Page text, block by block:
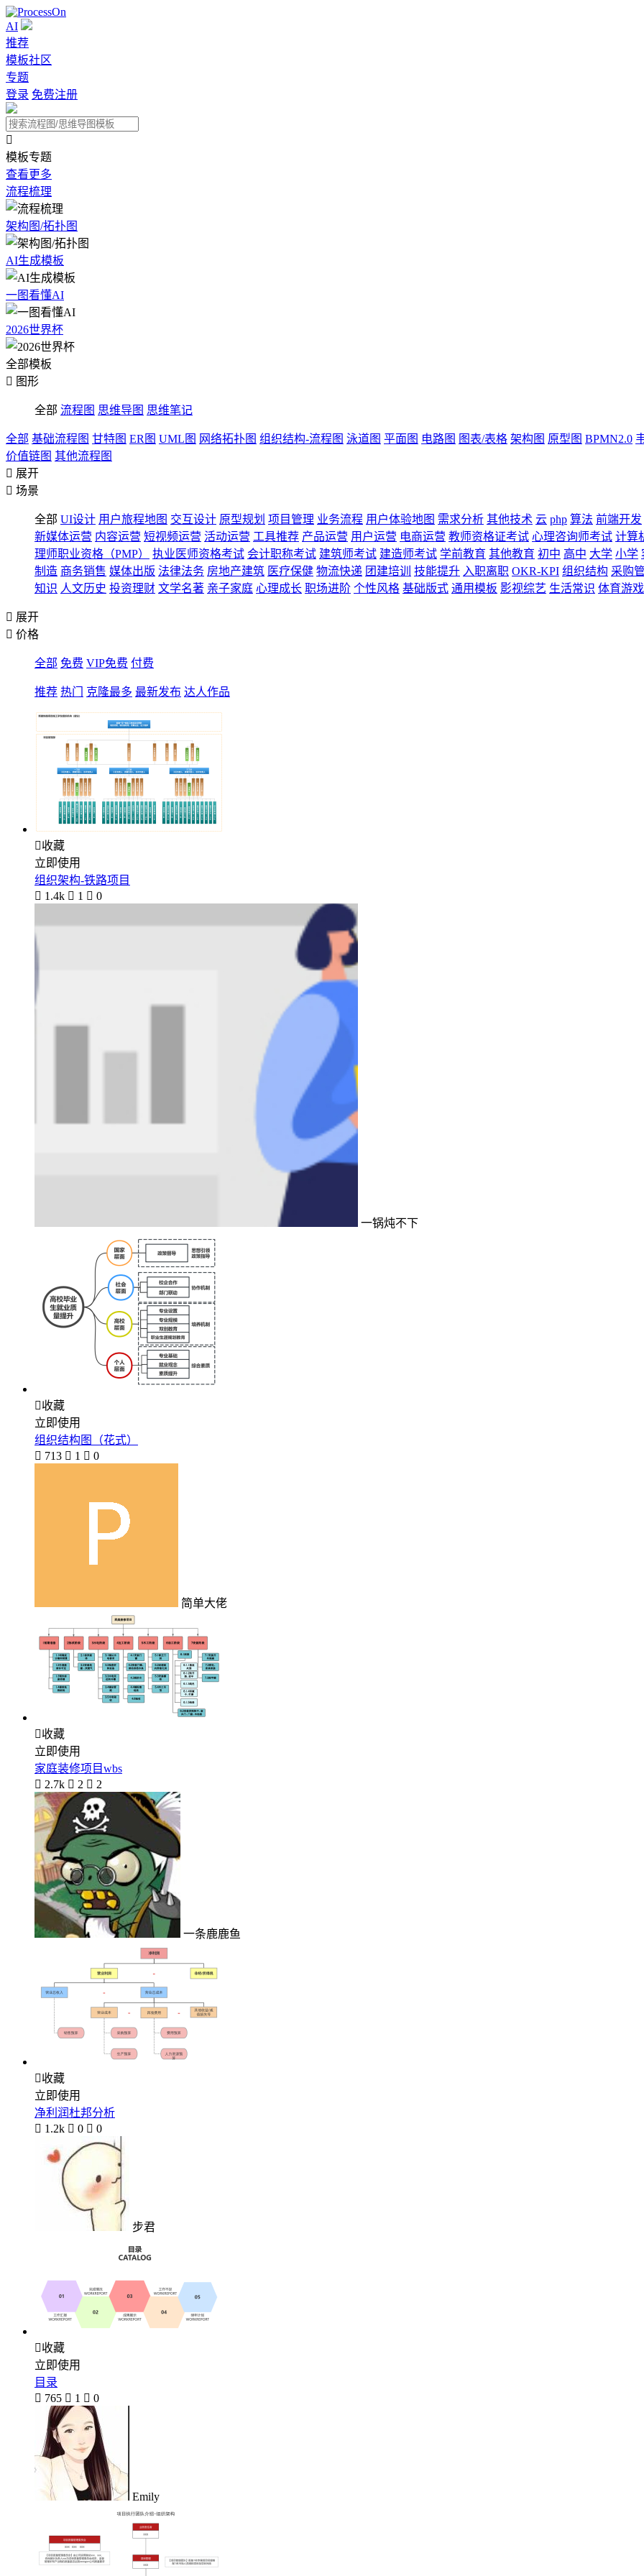
AI
推荐
模板社区
专题
登录 免费注册

模板专题
查看更多
流程梳理
架构图/拓扑图
AI生成模板
一图看懂AI
2026世界杯
全部模板
 图形
全部 流程图 思维导图 思维笔记
全部 基础流程图 甘特图 ER图 UML图 网络拓扑图 组织结构-流程图 泳道图 平面图 电路图 图表/表格 架构图 原型图 BPMN2.0
价值链图 其他流程图
 展开
 场景
全部 UI设计 用户旅程地图 交互设计 原型规划 项目管理 业务流程 用户体验地图 需求分析 其他技术 云 php 算法 前端开发
新媒体运营 内容运营 短视频运营 活动运营 工具推荐 产品运营 用户运营 电商运营 教师资格证考试 心理咨询师考试 计算
理师职业资格（PMP）
执业医师资格考试 会计职称考试 建筑师考试 建造师考试 学前教育 其他教育 初中 高中 大学 小学
制造 商务销售 媒体出版 法律法务 房地产建筑 医疗保健 物流快递 团建培训 技能提升 入职离职 OKR-KPI 组织结构 采购
知识 人文历史 投资理财 文学名著 亲子家庭 心理成长 职场进阶 个性风格 基础版式 通用模板 影视综艺 生活常识 体育游戏
 展开
 价格
全部 免费 VIP免费 付费
推荐 热门 克隆最多 最新发布 达人作品
收藏
立即使用
组织架构-铁路项目
 1.4k  1  0
一锅炖不下
收藏
立即使用
组织结构图（花式）
 713  1  0
简单大佬
收藏
立即使用
家庭装修项目wbs
 2.7k  2  2
一条鹿鹿鱼
收藏
立即使用
净利润杜邦分析
 1.2k  0  0
步君
收藏
立即使用
目录
 765  1  0
Emily